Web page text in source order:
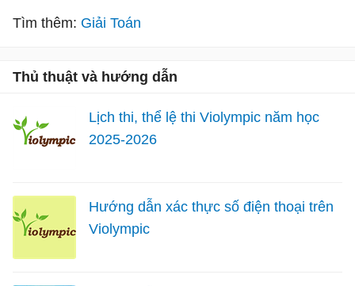
Tìm thêm: Giải Toán
Thủ thuật và hướng dẫn
Lịch thi, thể lệ thi Violympic năm học
2025-2026
Hướng dẫn xác thực số điện thoại trên
Violympic